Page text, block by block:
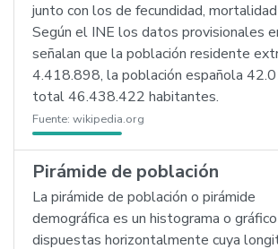
junto con los de fecundidad,
Según el INE los datos provisionales
señalan que la población residente
4.418.898, la población española
total 46.438.422 habitantes.
Fuente: wikipedia.org
Pirámide de población
La pirámide de población o pirámide
demográfica es un histograma o
dispuestas horizontalmente cuya